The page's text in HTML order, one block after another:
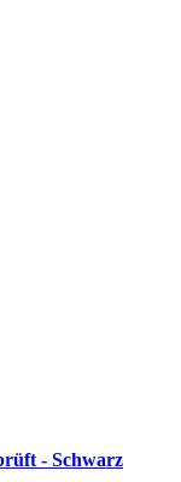
- Schwarz